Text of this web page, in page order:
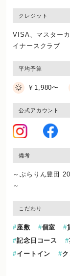
クレジット
VISA、マスター
イナースクラブ
平均予算
￥1,980〜
公式アカウント
備考
～ぶらりん豊田
～
こだわり
座敷 個室
記念日コース
イートイン